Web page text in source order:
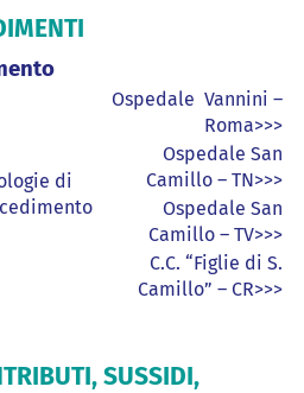
di
Ospedale Vannini –
Roma>>>
Ospedale San
Camillo – TN>>>
Ospedale San
Camillo – TV>>>
C.C. “Figlie di S.
Camillo” – CR>>>
SUSSIDI,